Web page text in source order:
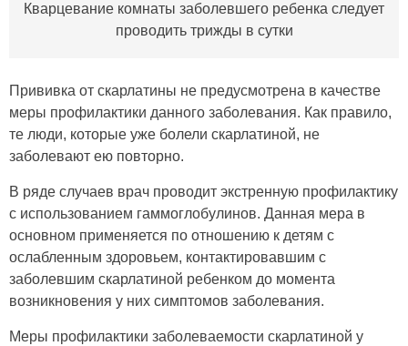
Кварцевание комнаты заболевшего ребенка следует
проводить трижды в сутки
Прививка от скарлатины не предусмотрена в качестве
меры профилактики данного заболевания. Как правило,
те люди, которые уже болели скарлатиной, не
заболевают ею повторно.
В ряде случаев врач проводит экстренную профилактику
с использованием гаммоглобулинов. Данная мера в
основном применяется по отношению к детям с
ослабленным здоровьем, контактировавшим с
заболевшим скарлатиной ребенком до момента
возникновения у них симптомов заболевания.
Меры профилактики заболеваемости скарлатиной у